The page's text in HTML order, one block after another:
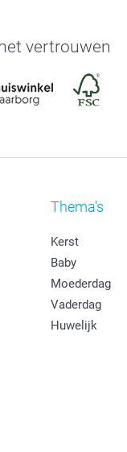
vertrouwen
Thema's
Kerst
Baby
Moederdag
Vaderdag
Huwelijk